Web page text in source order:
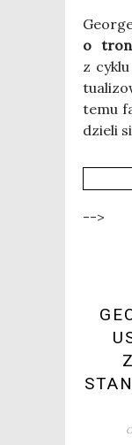
o tron
z cyklu
temu
dzie­li
-->